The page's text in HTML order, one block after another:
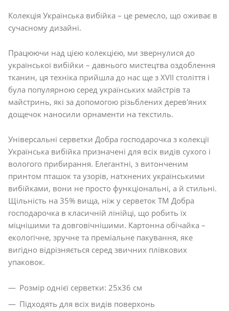
Колекція Українська вибійка – це ремесло, що оживає в
сучасному дизайні.
Працюючи над цією колекцією, ми звернулися до
української вибійки – давнього мистецтва оздоблення
тканин, ця техніка прийшла до нас ще з XVII століття і
була популярною серед українських майстрів та
майстринь, які за допомогою різьблених дерев'яних
дощечок наносили орнаменти на текстиль.
Універсальні серветки Добра господарочка з колекції
Українська вибійка призначені для всіх видів сухого і
вологого прибирання. Елегантні, з витонченим
принтом пташок та узорів, натхнених українськими
вибійками, вони не просто функціональні, а й стильні.
Щільність на 35% вища, ніж у серветок ТМ Добра
господарочка в класичній лінійці, що робить їх
міцнішими та довговічнішими. Картонна обічайка –
екологічне, зручне та преміальне пакування, яке
вигідно відрізняється серед звичних плівкових
упаковок.
Розмір однієї серветки: 25х36 см
Підходять для всіх видів поверхонь